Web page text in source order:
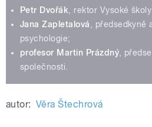
Petr Dvořák , rektor Vysoké
Jana Zapletalová
, předsedkyně
psychologie;
profesor Martin Prázdný ,
společnosti.
autor: Věra Štechrová